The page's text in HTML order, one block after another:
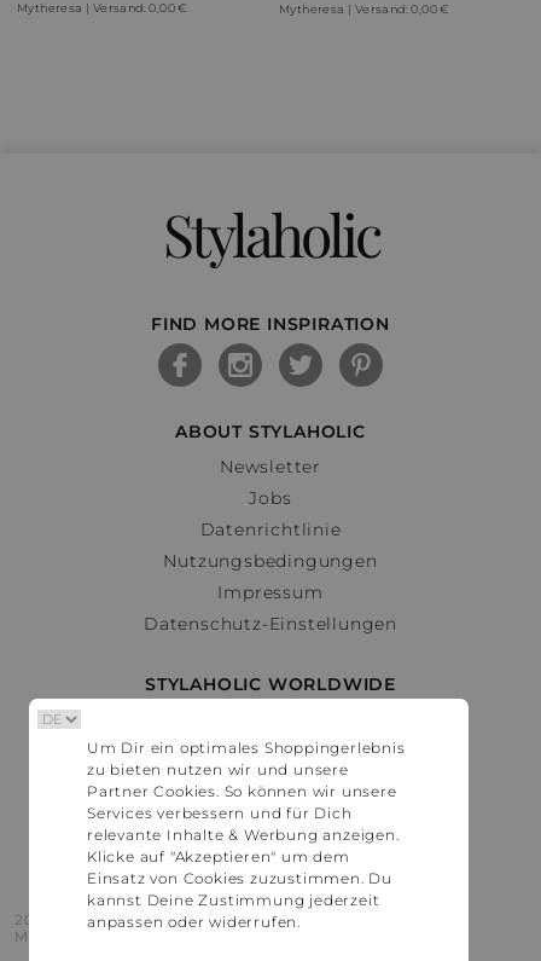
Mytheresa | Versand: 0,00 €
Mytheresa | Versand: 0,00 €
Stylaholic
FIND MORE INSPIRATION
ABOUT STYLAHOLIC
Newsletter
Jobs
Datenrichtlinie
Nutzungsbedingungen
Impressum
Datenschutz-Einstellungen
STYLAHOLIC WORLDWIDE
Österreich
Schweiz
France
United States
2016 - 2026 © Stylaholic.
Made for you with love in munich.
Um Dir ein optimales Shoppingerlebnis
zu bieten nutzen wir und unsere
Partner Cookies. So können wir unsere
Services verbessern und für Dich
relevante Inhalte & Werbung anzeigen.
Klicke auf "Akzeptieren" um dem
Einsatz von Cookies zuzustimmen. Du
kannst Deine Zustimmung jederzeit
anpassen oder widerrufen.